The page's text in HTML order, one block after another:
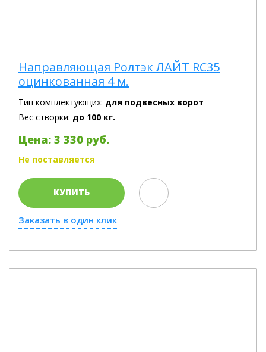
Направляющая Ролтэк ЛАЙТ RC35
оцинкованная 4 м.
Тип комплектующих: для подвесных ворот
Вес створки: до 100 кг.
Цена: 3 330 руб.
Не поставляется
КУПИТЬ
Заказать в один клик